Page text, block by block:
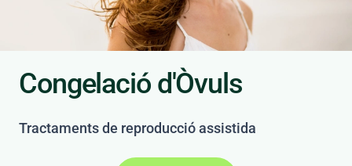
Congelació d'Òvuls
Tractaments de reproducció assistida